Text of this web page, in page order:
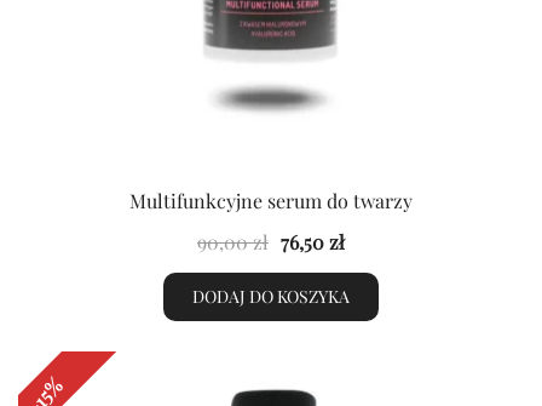
Multifunkcyjne serum do twarzy
90,00zł Pierwotna
cena
wynosiła:
76,50złAktualna
cena
wynosi:
DODAJ DO KOSZYKA
-15%